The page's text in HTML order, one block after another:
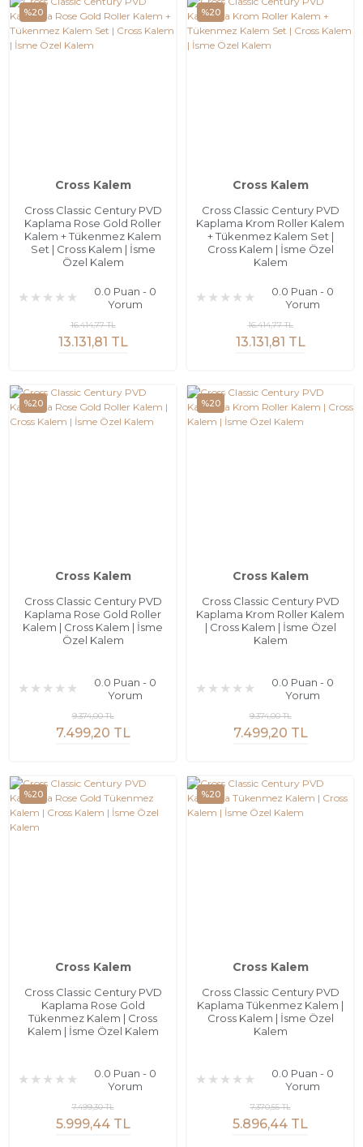
%20
Cross Kalem
Cross Classic Century PVD
Kaplama Rose Gold Roller
Kalem + Tükenmez Kalem
Set | Cross Kalem | İsme
Özel Kalem
0.0 Puan - 0
Yorum
13.131,81 TL
16.414,77 TL
%20
Cross Kalem
Cross Classic Century PVD
Kaplama Krom Roller Kalem
+ Tükenmez Kalem Set |
Cross Kalem | İsme Özel
Kalem
0.0 Puan - 0
Yorum
13.131,81 TL
16.414,77 TL
%20
Cross Kalem
Cross Classic Century PVD
Kaplama Rose Gold Roller
Kalem | Cross Kalem | İsme
Özel Kalem
0.0 Puan - 0
Yorum
7.499,20 TL
9.374,00 TL
%20
Cross Kalem
Cross Classic Century PVD
Kaplama Krom Roller Kalem
| Cross Kalem | İsme Özel
Kalem
0.0 Puan - 0
Yorum
7.499,20 TL
9.374,00 TL
%20
Cross Kalem
Cross Classic Century PVD
Kaplama Rose Gold
Tükenmez Kalem | Cross
Kalem | İsme Özel Kalem
0.0 Puan - 0
Yorum
5.999,44 TL
7.499,30 TL
%20
Cross Kalem
Cross Classic Century PVD
Kaplama Tükenmez Kalem |
Cross Kalem | İsme Özel
Kalem
0.0 Puan - 0
Yorum
5.896,44 TL
7.370,55 TL